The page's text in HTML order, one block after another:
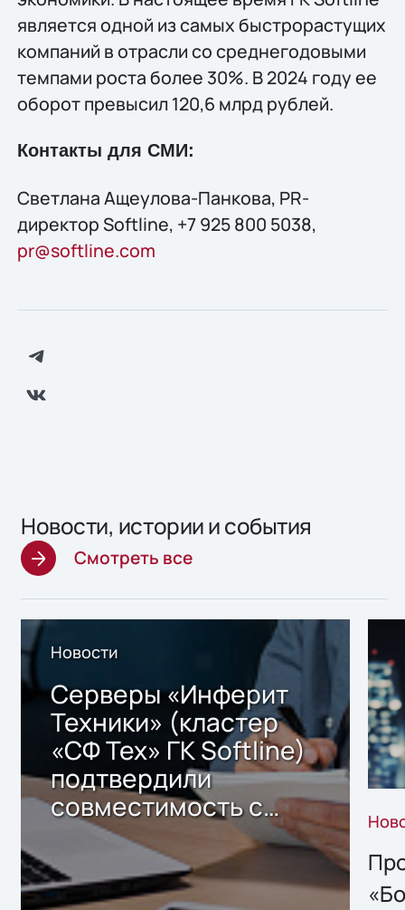
является одной из самых быстрорастущих
компаний в отрасли со среднегодовыми
темпами роста более 30%. В 2024 году ее
оборот превысил 120,6 млрд рублей.
Контакты для СМИ:
Светлана Ащеулова-Панкова, PR-
директор Softline, +7 925 800 5038,
pr@softline.com
Новости, истории и события
Смотреть все
Новости
Серверы «Инферит
Техники» (кластер
«СФ Тех» ГК Softline)
подтвердили
совместимость с
решением Sharx
Storage 2.x для
хранения данных